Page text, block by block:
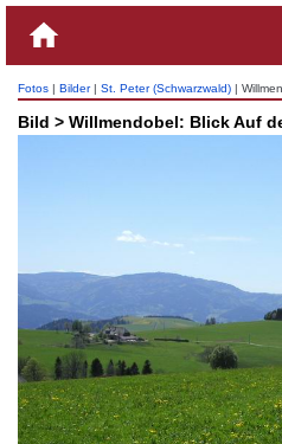
Fotos | Bilder| St. Peter (Schwarzwald) |
Bild > Willmendobel: Blick Auf